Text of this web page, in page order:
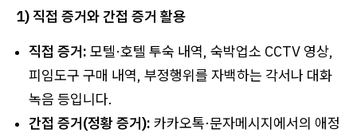
1) 직접 증거와 간접 증거 활용
직접 증거: 모텔·호텔 투숙 내역, 숙박업소 CCTV 영상,
피임도구 구매 내역, 부정행위를 자백하는 각서나 대화
녹음 등입니다.
간접 증거(정황 증거): 카카오톡·문자메시지에서의 애정